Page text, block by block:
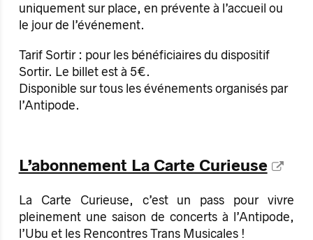
uniquement sur place, en prévente à l’accueil ou
le jour de l’événement.
Tarif Sortir : pour les bénéficiaires du dispositif
Sortir. Le billet est à 5€.
Disponible sur tous les événements organisés par
l’Antipode.
L’abonnement La Carte Curieuse
La Carte Curieuse, c’est un pass pour vivre
pleinement une saison de concerts à l’Antipode,
l’Ubu et les Rencontres Trans Musicales !